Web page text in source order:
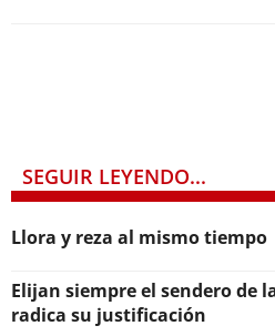
SEGUIR LEYENDO...
Llora y reza al mismo tiempo
Elijan siempre el sendero de
radica su justificación